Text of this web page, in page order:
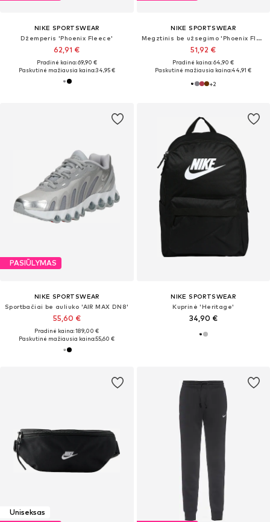
NIKE SPORTSWEAR
Džemperis 'Phoenix Fleece'
62,91 €
Pradinė kaina: 69,90 €
Paskutinė mažiausia kaina:34,95 €
NIKE SPORTSWEAR
Megztinis be užsegimo 'Phoenix Fleece'
51,92 €
Pradinė kaina: 64,90 €
Paskutinė mažiausia kaina:44,91 €
+2
PASIŪLYMAS
NIKE SPORTSWEAR
Sportbačiai be auliuko 'AIR MAX DN8'
55,60 €
Pradinė kaina: 189,00 €
Paskutinė mažiausia kaina:55,60 €
NIKE SPORTSWEAR
Kuprinė 'Heritage'
34,90 €
Uniseksas